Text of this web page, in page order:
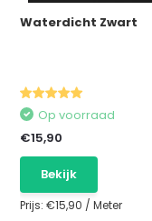
Waterdicht Zwart
Op voorraad
€15,90
Bekijk
Prijs:€15,90 /Meter